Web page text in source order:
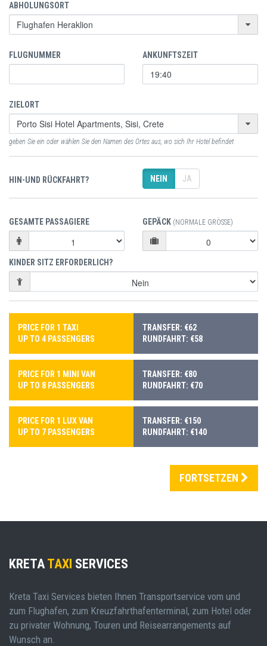
ABHOLUNGSORT
FLUGNUMMER ANKUNFTSZEIT
ZIELORT
geben Sie ein oder wählen Sie den Namen des Ortes aus, wo sich Ihr Hotel befindet
HIN-UND RÜCKFAHRT? NEIN JA
GESAMTE PASSAGIERE GEPÄCK (NORMALE GRÖSSE)
KINDER SITZ ERFORDERLICH?
PRICE FOR 1 TAXI
UP TO 4 PASSENGERS
TRANSFER: €62
RUNDFAHRT: €58
PRICE FOR 1 MINI VAN
UP TO 8 PASSENGERS
TRANSFER: €80
RUNDFAHRT: €70
PRICE FOR 1 LUX VAN
UP TO 7 PASSENGERS
TRANSFER: €150
RUNDFAHRT: €140
FORTSETZEN
KRETA TAXI SERVICES
Kreta Taxi Services bieten Ihnen Transportservice vom und
zum Flughafen, zum Kreuzfahrthafenterminal, zum Hotel oder
zu privater Wohnung, Touren und Reisearrangements auf
Wunsch an.